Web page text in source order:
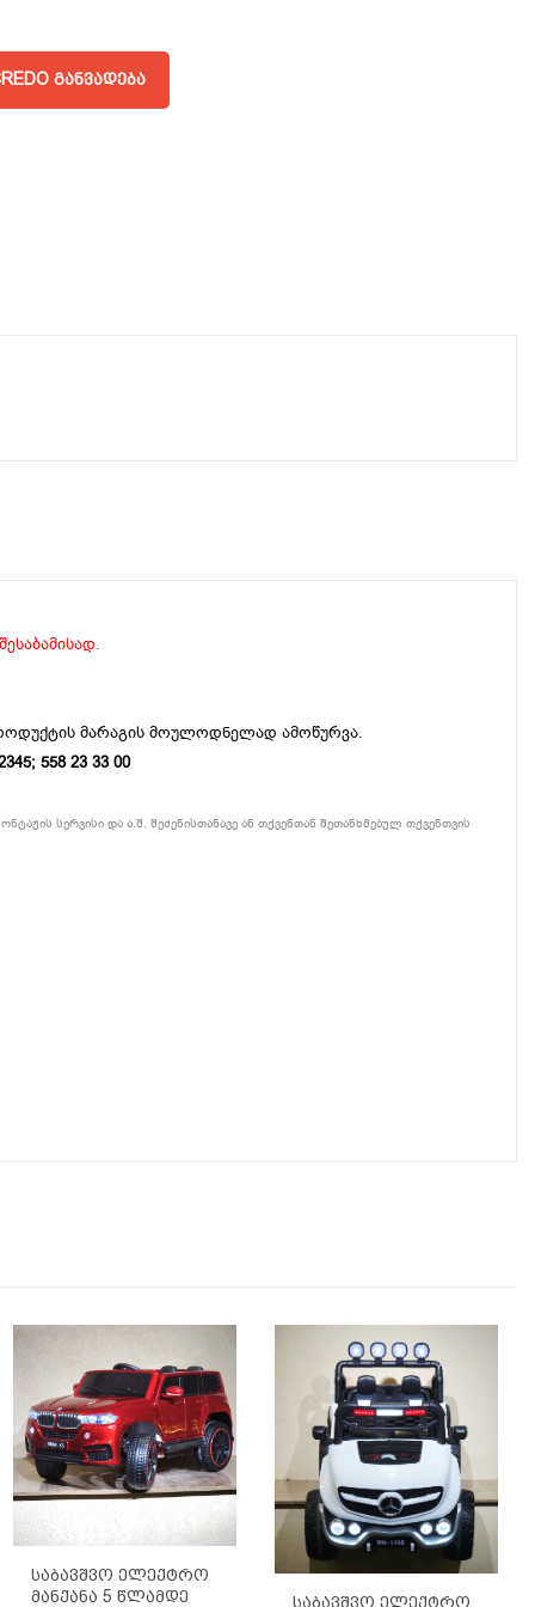
ᲒᲐᲜᲕᲐᲓᲔᲑᲐ
მარაგის მოულოდნელად ამოწურვა.
558 23 33 00
სერვისი და ა.შ. შეძენისთანავე ან თქვენთან შეთანხმებულ თქვენთვის
Საბავშვო Ელექტრო
Მანქანა 5 Წლამდე
Საბავშვო Ელექტრო